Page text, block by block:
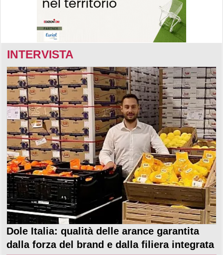
INTERVISTA
Dole Italia: qualità delle arance garantita
dalla forza del brand e dalla filiera integrata